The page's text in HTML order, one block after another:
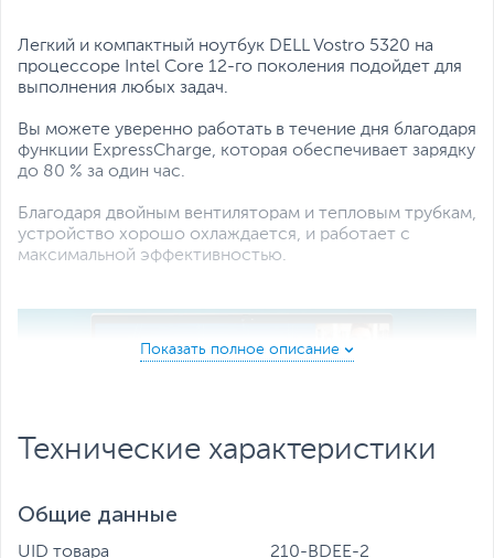
Операционная система:
Windows 11 Pro (x64)
Все характеристики
Легкий и компактный ноутбук DELL Vostro 5320 на
процессоре Intel Core 12-го поколения подойдет для
выполнения любых задач.
Вы можете уверенно работать в течение дня благодаря
функции ExpressCharge, которая обеспечивает зарядку
до 80 % за один час.
Благодаря двойным вентиляторам и тепловым трубкам,
устройство хорошо охлаждается, и работает с
максимальной эффективностью.
Технические характеристики
Общие данные
UID товара 210-BDEE-2